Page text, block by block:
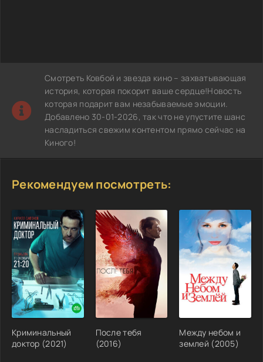
Смотреть Ковбой и звезда кино – захватывающая
история, которая покорит ваше сердце!Новость
которая подарит вам незабываемые эмоции.
Добавлено 30-01-2026, так что не упустите шанс
насладиться свежим контентом прямо сейчас на
Киного!
Рекомендуем посмотреть:
Криминальный
доктор (2021)
После тебя
(2016)
Между небом и
землей (2005)